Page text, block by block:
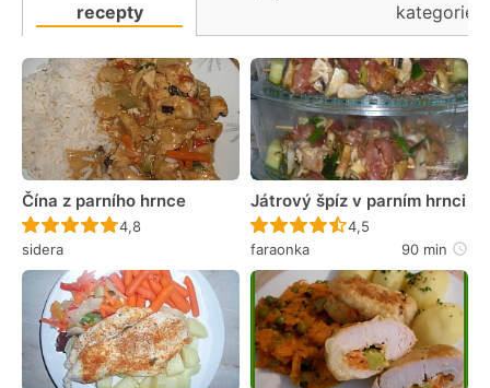
recepty
kategorie
Čína z parního hrnce
Recept ještě nebyl hodnocen
4,8
sidera
Játrový špíz v parním hrnci
Recept ještě nebyl
4,5
faraonka
90 min